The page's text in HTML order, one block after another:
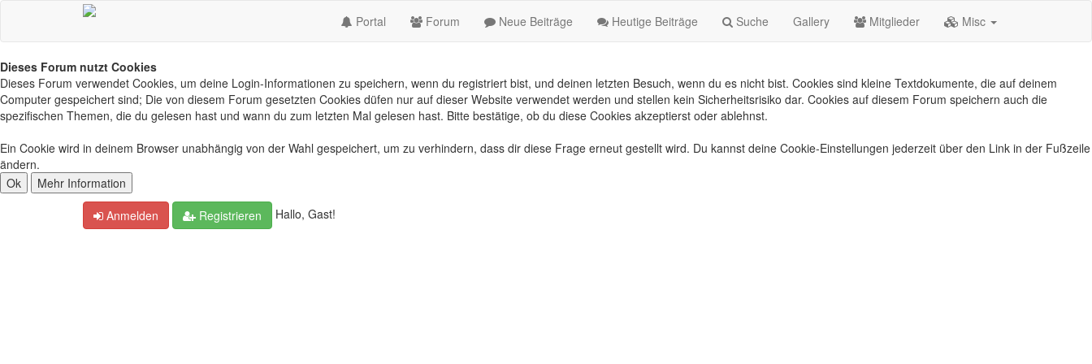
Portal Forum Neue Beiträge Heutige Beiträge Suche Gallery Mitglieder Misc
Dieses Forum nutzt Cookies
Dieses Forum verwendet Cookies, um deine Login-Informationen zu speichern, wenn du registriert bist, und deinen letzten Besuch, wenn du es nicht bist. Cookies sind kleine Textdokumente, die auf deinem
Computer gespeichert sind; Die von diesem Forum gesetzten Cookies düfen nur auf dieser Website verwendet werden und stellen kein Sicherheitsrisiko dar. Cookies auf diesem Forum speichern auch die
spezifischen Themen, die du gelesen hast und wann du zum letzten Mal gelesen hast. Bitte bestätige, ob du diese Cookies akzeptierst oder ablehnst.
Ein Cookie wird in deinem Browser unabhängig von der Wahl gespeichert, um zu verhindern, dass dir diese Frage erneut gestellt wird. Du kannst deine Cookie-Einstellungen jederzeit über den Link in der Fußzeile
ändern.
Anmelden Registrieren Hallo, Gast!